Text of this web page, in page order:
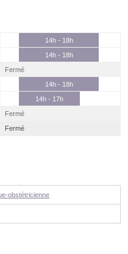
14h - 18h
14h - 18h
Fermé
14h - 18h
14h - 17h
Fermé
Fermé
obstétricienne